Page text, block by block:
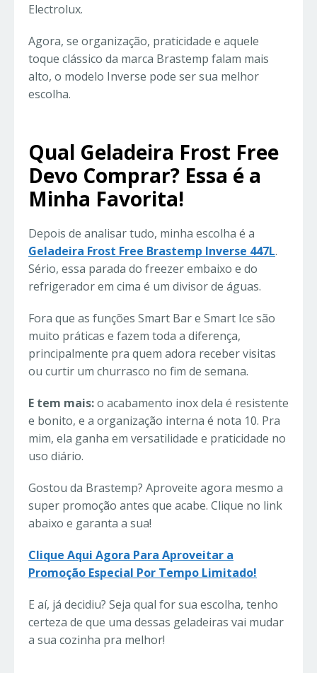
Electrolux.
Agora, se organização, praticidade e aquele
toque clássico da marca Brastemp falam mais
alto, o modelo Inverse pode ser sua melhor
escolha.
Qual Geladeira Frost Free
Devo Comprar? Essa é a
Minha Favorita!
Depois de analisar tudo, minha escolha é a
Geladeira Frost Free Brastemp Inverse 447L.
Sério, essa parada do freezer embaixo e do
refrigerador em cima é um divisor de águas.
Fora que as funções Smart Bar e Smart Ice são
muito práticas e fazem toda a diferença,
principalmente pra quem adora receber visitas
ou curtir um churrasco no fim de semana.
E tem mais:o acabamento inox dela é resistente
e bonito, e a organização interna é nota 10. Pra
mim, ela ganha em versatilidade e praticidade no
uso diário.
Gostou da Brastemp? Aproveite agora mesmo a
super promoção antes que acabe. Clique no link
abaixo e garanta a sua!
Clique Aqui Agora Para Aproveitar a
Promoção Especial Por Tempo Limitado!
E aí, já decidiu? Seja qual for sua escolha, tenho
certeza de que uma dessas geladeiras vai mudar
a sua cozinha pra melhor!